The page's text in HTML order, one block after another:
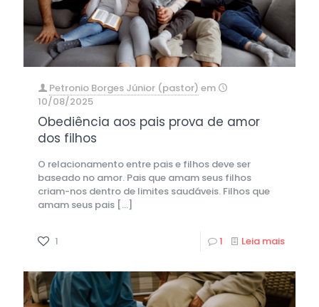
Petronio Borges Júnior (pastor) em
10/08/2025
Obediência aos pais prova de amor
dos filhos
O relacionamento entre pais e filhos deve ser
baseado no amor. Pais que amam seus filhos
criam-nos dentro de limites saudáveis. Filhos que
amam seus pais […]
1 1 Leia mais